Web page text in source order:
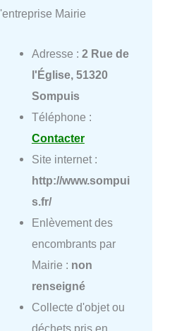
l'entreprise Mairie
Adresse : 2 Rue de
l'Église, 51320
Sompuis
Téléphone :
Contacter
Site internet :
http://www.sompui
s.fr/
Enlèvement des
encombrants par
Mairie : non
renseigné
Collecte d'objet ou
déchets pris en